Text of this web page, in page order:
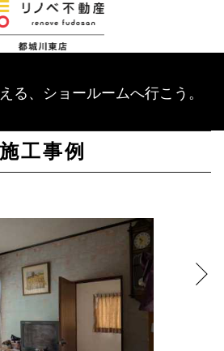
る、ショールームへ行こう。
施工事例